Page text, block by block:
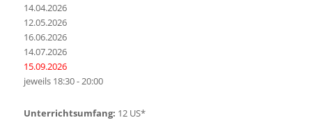
14.04.2026
12.05.2026
16.06.2026
14.07.2026
15.09.2026
jeweils 18:30 - 20:00
Unterrichtsumfang: 12 US*